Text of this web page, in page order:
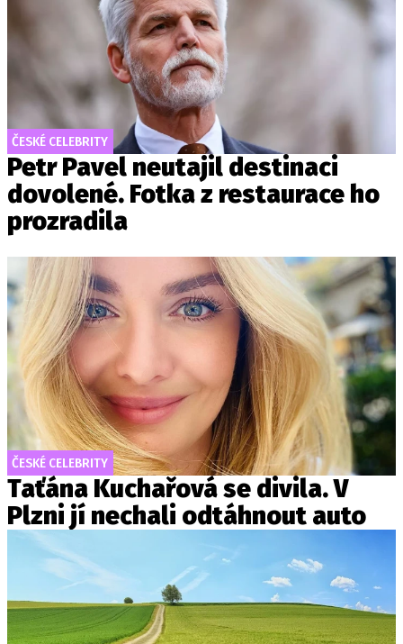
ČESKÉ CELEBRITY
Petr Pavel neutajil destinaci
dovolené. Fotka z restaurace ho
prozradila
ČESKÉ CELEBRITY
Taťána Kuchařová se divila. V
Plzni jí nechali odtáhnout auto